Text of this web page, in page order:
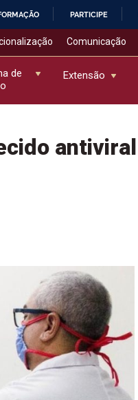
PARTICIPE
Comunicação
de
Extensão
antiviral